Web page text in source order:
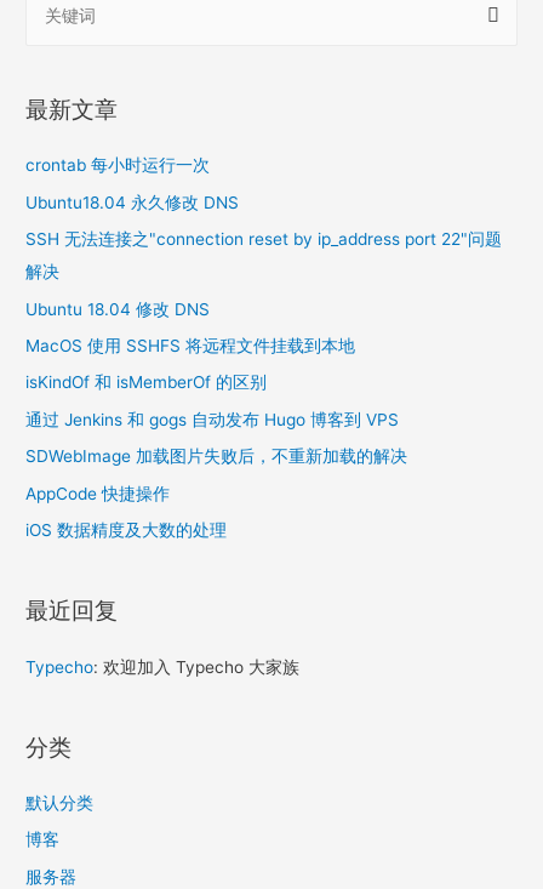
最新文章
crontab 每小时运行一次
Ubuntu18.04 永久修改 DNS
SSH 无法连接之"connection reset by ip_address port 22"问题
解决
Ubuntu 18.04 修改 DNS
MacOS 使用 SSHFS 将远程文件挂载到本地
isKindOf 和 isMemberOf 的区别
通过 Jenkins 和 gogs 自动发布 Hugo 博客到 VPS
SDWebImage 加载图片失败后，不重新加载的解决
AppCode 快捷操作
iOS 数据精度及大数的处理
最近回复
Typecho: 欢迎加入 Typecho 大家族
分类
默认分类
博客
服务器